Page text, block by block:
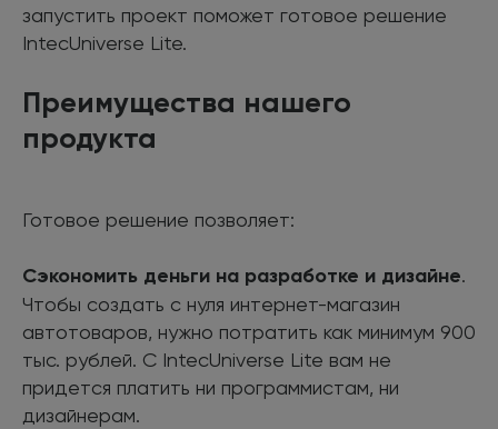
запустить проект поможет готовое решение
IntecUniverse Lite.
Преимущества нашего
продукта
Готовое решение позволяет:
Сэкономить деньги на разработке и дизайне.
Чтобы создать с нуля интернет-магазин
автотоваров, нужно потратить как минимум 900
тыс. рублей. С IntecUniverse Lite вам не
придется платить ни программистам, ни
дизайнерам.